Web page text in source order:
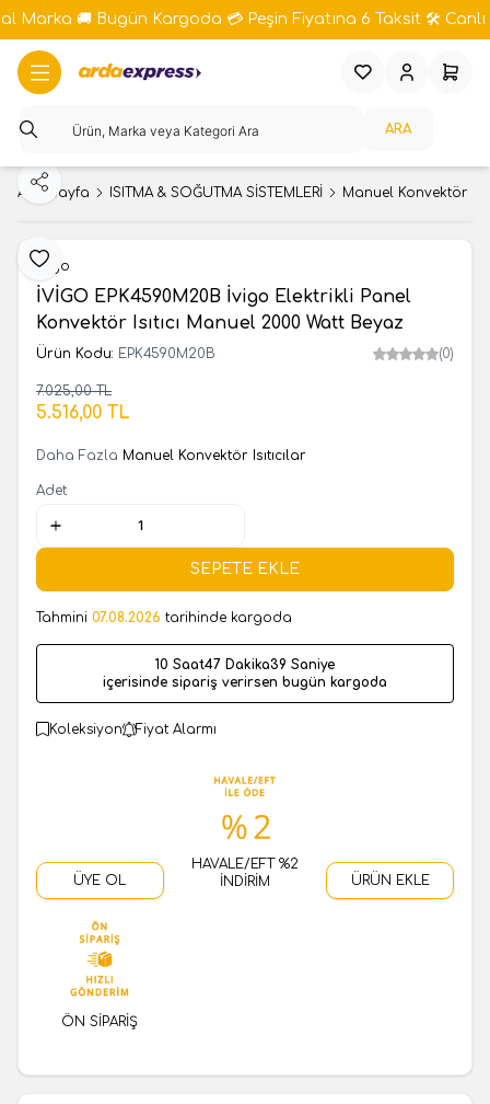
Marka 🚚 Bugün Kargoda 💳 Peşin Fiyatına 6 Taksit 🛠️ Canlı
ARA
FavorilerimHesabım
Ana Sayfa ISITMA & SOĞUTMA SİSTEMLERİ Manuel Konvektör
Favoriye Ekle
Paylaş
İvigo
İVİGO EPK4590M20B İvigo Elektrikli Panel
Konvektör Isıtıcı Manuel 2000 Watt Beyaz
Ürün Kodu: EPK4590M20B (0)
7.025,00TL
5.516,00 TL
Daha Fazla Manuel Konvektör Isıtıcılar
Adet
SEPETE EKLE
Tahmini 07.08.2026 tarihinde kargoda
10 Saat47 Dakika39 Saniye
içerisinde sipariş verirsen bugün kargoda
Koleksiyon Fiyat Alarmı
ÜYE OL
HAVALE/EFT %2
İNDİRİM
ÜRÜN EKLE
ÖN SİPARİŞ